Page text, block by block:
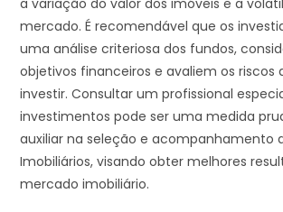
a variação do valor dos imóveis e a
mercado. É recomendável que os
uma análise criteriosa dos fundos,
objetivos financeiros e avaliem os riscos
investir. Consultar um profissional
investimentos pode ser uma medida
auxiliar na seleção e acompanhamento
Imobiliários, visando obter melhores
mercado imobiliário.